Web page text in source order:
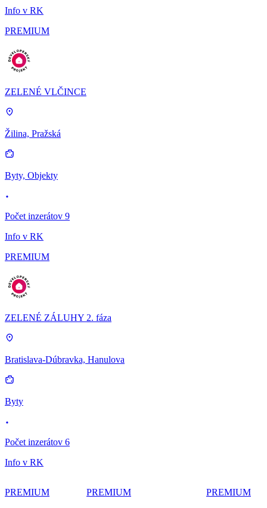
Info v RK
PREMIUM
ZELENÉ VLČINCE
Žilina, Pražská
Byty, Objekty
Počet inzerátov 9
Info v RK
PREMIUM
ZELENÉ ZÁLUHY 2. fáza
Bratislava-Dúbravka, Hanulova
Byty
Počet inzerátov 6
Info v RK
PREMIUM PREMIUM PREMIUM